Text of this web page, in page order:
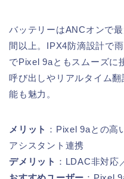
バッテリーはANCオンで
間以上。IPX4防滴設計で
でPixel 9aともスムーズに
呼び出しやリアルタイム
能も魅力。
メリット ：Pixel 9aとの高
アシスタント連携
デメリット ：LDAC非対応